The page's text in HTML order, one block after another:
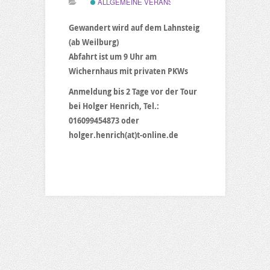
Gewandert wird auf dem Lahnsteig
(ab Weilburg)
Abfahrt ist um 9 Uhr am
Wichernhaus mit privaten PKWs
Anmeldung bis 2 Tage vor der Tour
bei Holger Henrich, Tel.:
016099454873 oder
holger.henrich(at)t-online.de